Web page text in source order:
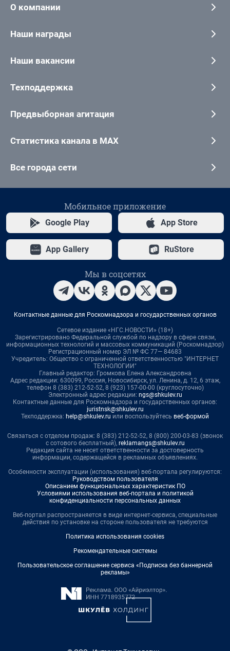
О компании
Наши награды
Наши вакансии
Техподдержка
Предвыборная агитация
Статистика канала в MAX
Все города сети
Мобильное приложение
Google Play App Store
App Gallery RuStore
Мы в соцсетях
Контактные данные для Роскомнадзора и государственных органов
Сетевое издание «НГС.НОВОСТИ» (18+)
Зарегистрировано Федеральной службой по надзору в сфере связи,
информационных технологий и массовых коммуникаций (Роскомнадзор)
Регистрационный номер ЭЛ № ФС 77— 84683
Учредитель: Общество с ограниченной ответственностью "ИНТЕРНЕТ
ТЕХНОЛОГИИ"
Главный редактор: Громкова Елена Александровна
Адрес редакции: 630099, Россия, Новосибирск, ул. Ленина, д. 12, 6 этаж,
телефон 8 (383) 212-52-52, 8 (923) 157-00-00 (круглосуточно)
Электронный адрес редакции: ngs@shkulev.ru
Контактные данные для Роскомнадзора и государственных органов:
juristnsk@shkulev.ru
Техподдержка: help@shkulev.ru или воспользуйтесь веб-формой
Связаться с отделом продаж: 8 (383) 212-52-52, 8 (800) 200-03-83 (звонок
с сотового бесплатный), reklamangs@shkulev.ru
Редакция сайта не несет ответственности за достоверность
информации, содержащейся в рекламных объявлениях.
Особенности эксплуатации (использования) веб-портала регулируются:
Руководством пользователя
Описанием функциональных характеристик ПО
Условиями использования веб-портала и политикой
конфиденциальности персональных данных
Веб-портал распространяется в виде интернет-сервиса, специальные
действия по установке на стороне пользователя не требуются
Политика использования cookies
Рекомендательные системы
Пользовательское соглашение сервиса «Подписка без баннерной
рекламы»